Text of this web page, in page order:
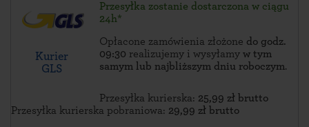
Kurier
GLS
Przesyłka zostanie dostarczona w ciągu
24h*
Opłacone zamówienia złożone do godz.
09:30 realizujemy i wysyłamy w tym
samym lub najbliższym dniu roboczym.
Przesyłka kurierska: 25,99 zł brutto
Przesyłka kurierska pobraniowa: 29,99 zł brutto